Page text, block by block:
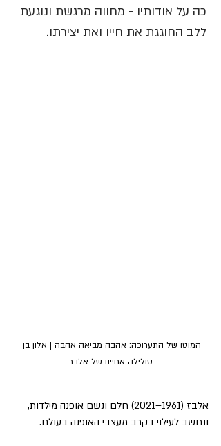
כה על אודותיו - מחווה מרגשת ונוגעת
ללב החוגגת את חייו ואת יצירתו.
המוטו של התערוכה: אהבה מביאה אהבה | אלון בן
טולילה אחיינו של אלבר
אלבז (1961–2021) חלם ונשם אופנה מילדות,
ונחשב לעילוי בקרב מעצבי האופנה בעולם.